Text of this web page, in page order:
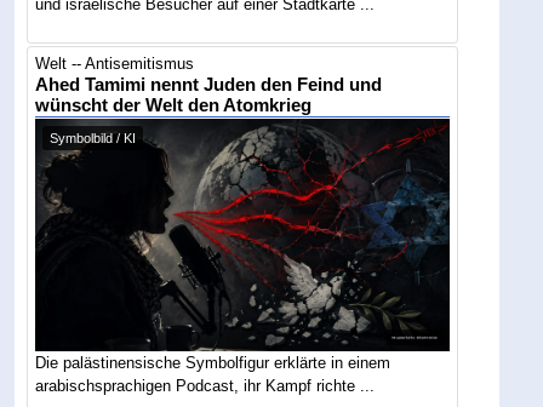
und israelische Besucher auf einer Stadtkarte ...
Welt -- Antisemitismus
Ahed Tamimi nennt Juden den Feind und
wünscht der Welt den Atomkrieg
Symbolbild / KI
Die palästinensische Symbolfigur erklärte in einem
arabischsprachigen Podcast, ihr Kampf richte ...